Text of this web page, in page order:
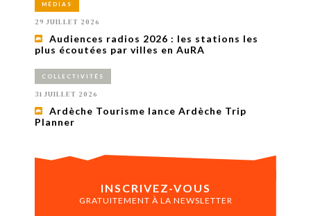
MÉDIAS
29 JUILLET 2026
Audiences radios 2026 : les stations les
plus écoutées par villes en AuRA
COLLECTIVITÉS
31 JUILLET 2026
Ardèche Tourisme lance Ardèche Trip
Planner
INSCRIVEZ-VOUS
GRATUITEMENT À LA NEWSLETTER